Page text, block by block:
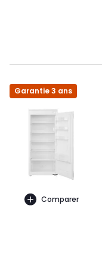
Garantie 3 ans
Comparer